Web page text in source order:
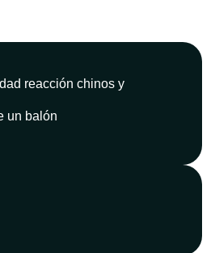
reacción chinos y
un balón